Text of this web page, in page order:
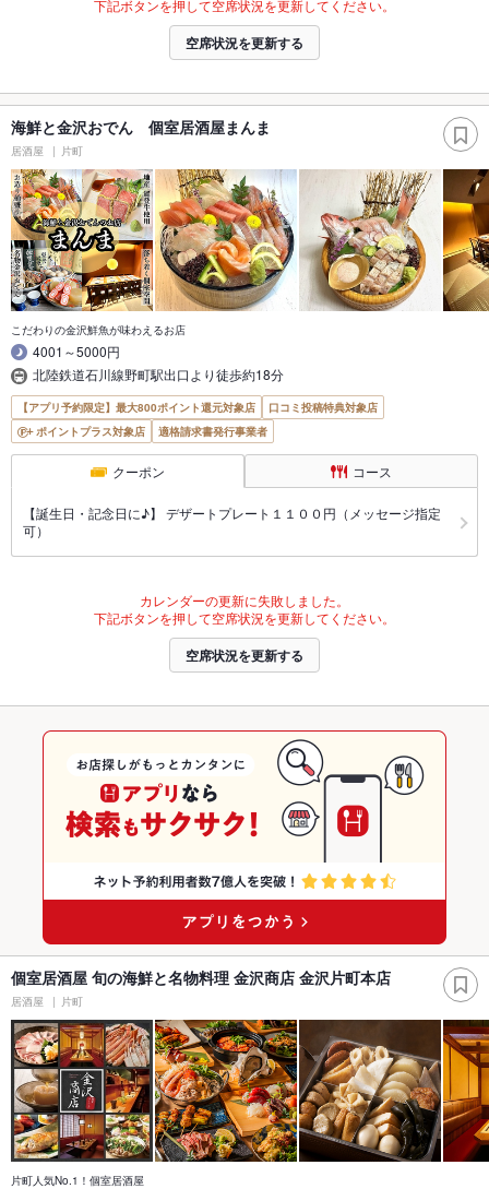
下記ボタンを押して空席状況を更新してください。
空席状況を更新する
海鮮と金沢おでん 個室居酒屋まんま
居酒屋 片町
こだわりの金沢鮮魚が味わえるお店
4001～5000円
北陸鉄道石川線野町駅出口より徒歩約18分
【アプリ予約限定】最大800ポイント還元対象店
口コミ投稿特典対象店
ポイントプラス対象店
適格請求書発行事業者
クーポン コース
【誕生日・記念日に♪】 デザートプレート１１００円（メッセージ指定
可）
カレンダーの更新に失敗しました。
下記ボタンを押して空席状況を更新してください。
空席状況を更新する
個室居酒屋 旬の海鮮と名物料理 金沢商店 金沢片町本店
居酒屋 片町
片町人気No.1！個室居酒屋